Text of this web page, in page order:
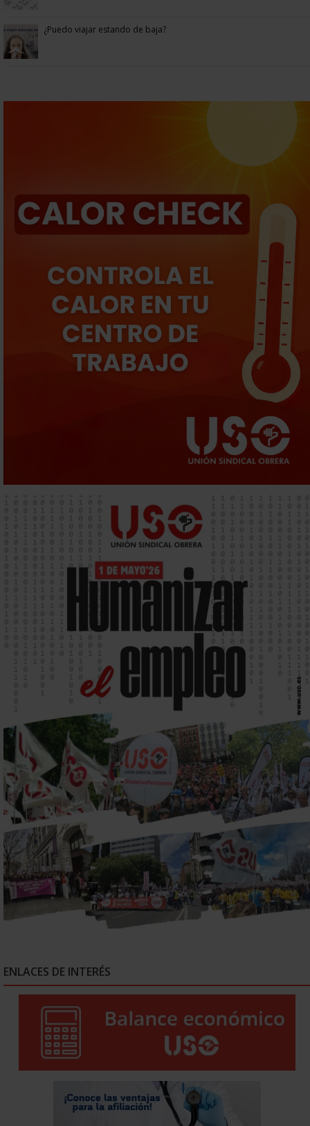
¿Puedo viajar estando de baja?
ENLACES DE INTERÉS